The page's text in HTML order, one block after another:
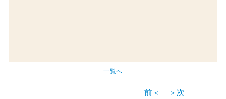
一覧へ
前＜ ＞次